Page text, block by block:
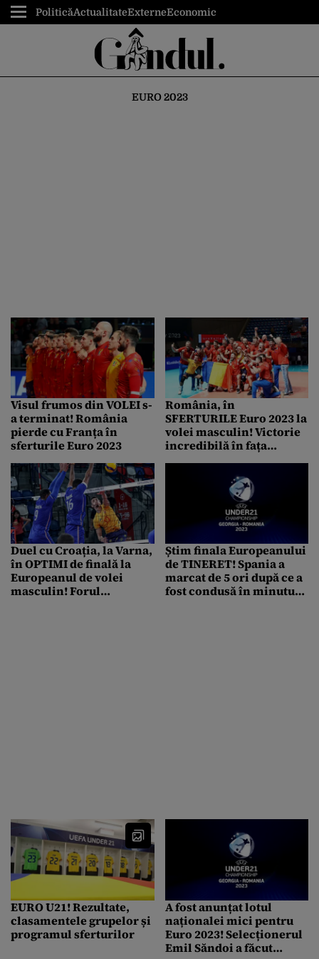
PoliticăActualitateExterneEconomic
EURO 2023
Visul frumos din VOLEI s-
a terminat! România
pierde cu Franța în
sferturile Euro 2023
România, în
SFERTURILE Euro 2023 la
volei masculin! Victorie
incredibilă în fața
Duel cu Croația, la Varna,
în OPTIMI de finală la
Europeanul de volei
masculin! Forul
Știm finala Europeanului
de TINERET! Spania a
marcat de 5 ori după ce a
fost condusă în minutul
EURO U21! Rezultate,
clasamentele grupelor și
programul sferturilor
A fost anunțat lotul
naționalei mici pentru
Euro 2023! Selecționerul
Emil Săndoi a făcut